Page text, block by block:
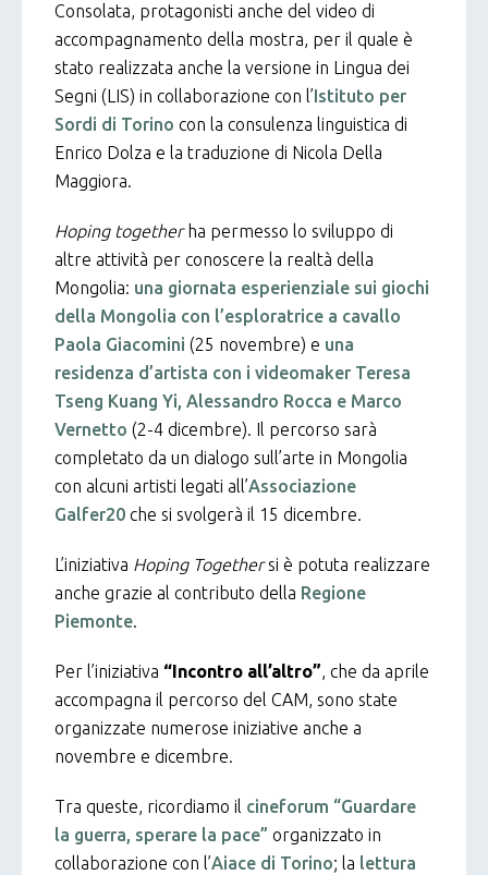
Consolata, protagonisti anche del video di
accompagnamento della mostra, per il quale è
stato realizzata anche la versione in Lingua dei
Segni (LIS) in collaborazione con l’ Istituto per
Sordi di Torino con la consulenza linguistica di
Enrico Dolza e la traduzione di Nicola Della
Maggiora.
Hoping togetherha permesso lo sviluppo di
altre attività per conoscere la realtà della
Mongolia: una giornata esperienziale sui giochi
della Mongolia con l’esploratrice a cavallo
Paola Giacomini (25 novembre) e una
residenza d’artista con i videomaker Teresa
Tseng Kuang Yi, Alessandro Rocca e Marco
Vernetto (2-4 dicembre). Il percorso sarà
completato da un dialogo sull’arte in Mongolia
con alcuni artisti legati all’Associazione
Galfer20 che si svolgerà il 15 dicembre.
L’iniziativa Hoping Togethersi è potuta realizzare
anche grazie al contributo della Regione
Piemonte.
Per l’iniziativa “Incontro all’altro”, che da aprile
accompagna il percorso del CAM, sono state
organizzate numerose iniziative anche a
novembre e dicembre.
Tra queste, ricordiamo il cineforum “Guardare
la guerra, sperare la pace” organizzato in
collaborazione con l’Aiace di Torino; la lettura